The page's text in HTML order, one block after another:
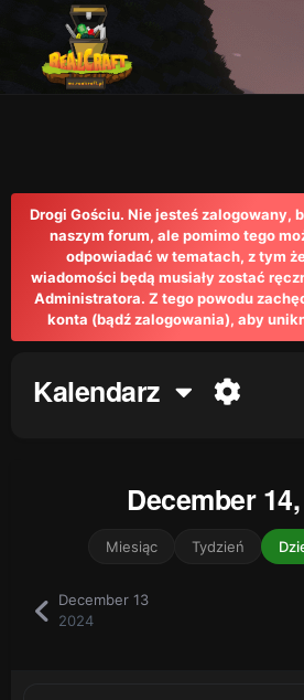
Drogi Gościu. Nie jesteś zalogowany,
naszym forum, ale pomimo tego
odpowiadać w tematach, z tym
wiadomości będą musiały zostać
Administratora. Z tego powodu
konta (bądź zalogowania), aby
Kalendarz
December 13
2024
December
Miesiąc Tydzień